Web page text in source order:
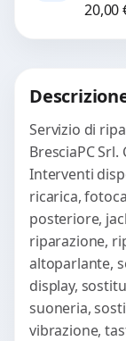
20,00
Servizio di
BresciaPC
Interventi
ricarica,
posteriore,
riparazione,
altoparlante,
display,
suoneria,
vibrazione,